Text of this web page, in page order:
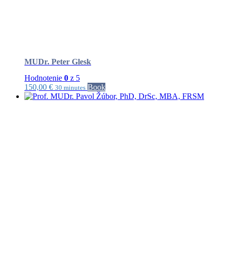
MUDr. Peter Glesk
Hodnotenie 0 z 5
150,00 € 30 minutes Book